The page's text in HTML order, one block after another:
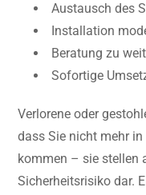
Austausch des
Installation
Beratung zu
Sofortige
Verlorene oder
dass Sie nicht mehr
kommen – sie stellen
Sicherheitsrisiko dar.